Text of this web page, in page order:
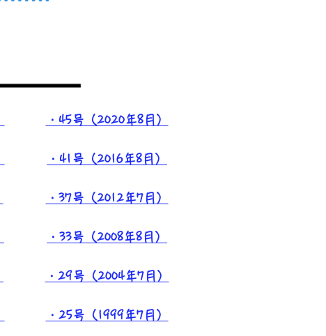
・45号（2020年8月）
・41号（2016年8月）
・37号（2012年7月）
・33号（2008年8月）
・29号（2004年7月）
・25号（1999年7月）